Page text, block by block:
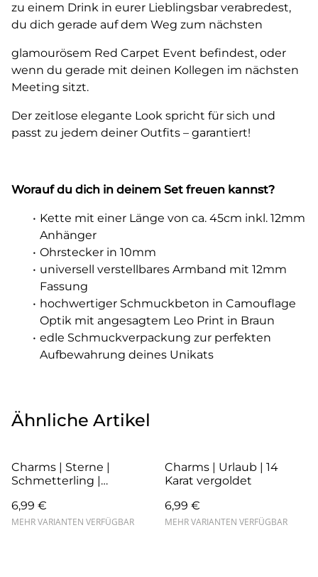
zu einem Drink in eurer Lieblingsbar verabredest,
du dich gerade auf dem Weg zum nächsten
glamourösem Red Carpet Event befindest, oder
wenn du gerade mit deinen Kollegen im nächsten
Meeting sitzt.
Der zeitlose elegante Look spricht für sich und
passt zu jedem deiner Outfits – garantiert!
Worauf du dich in deinem Set freuen kannst?
Kette mit einer Länge von ca. 45cm inkl. 12mm
Anhänger
Ohrstecker in 10mm
universell verstellbares Armband mit 12mm
Fassung
hochwertiger Schmuckbeton in Camouflage
Optik mit angesagtem Leo Print in Braun
edle Schmuckverpackung zur perfekten
Aufbewahrung deines Unikats
Ähnliche Artikel
Charms | Sterne |
Schmetterling |
Karat vergoldet
6,99 €
MEHR VARIANTEN VERFÜGBAR
Charms | Urlaub | 14
Karat vergoldet
6,99 €
MEHR VARIANTEN VERFÜGBAR